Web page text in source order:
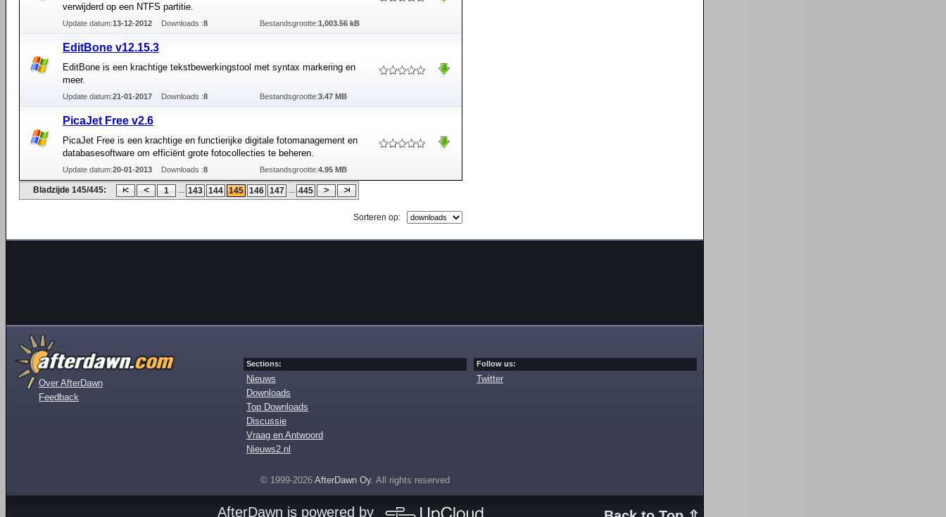
verwijderd op een NTFS partitie.
Update datum:13-12-2012 Downloads :8 Bestandsgrootte:1,003.56 kB
EditBone v12.15.3
EditBone is een krachtige tekstbewerkingstool met syntax markering en
meer.
Update datum:21-01-2017 Downloads :8 Bestandsgrootte:3.47 MB
PicaJet Free v2.6
PicaJet Free is een krachtige en functierijke digitale fotomanagement en
databasesoftware om efficiënt grote fotocollecties te beheren.
Update datum:20-01-2013 Downloads :8 Bestandsgrootte:4.95 MB
Bladzijde 145/445: 1 ... 143 144 145 146 147 ... 445
Sorteren op:
Over AfterDawn
Feedback
Sections:
Nieuws
Downloads
Top Downloads
Discussie
Vraag en Antwoord
Nieuws2.nl
Follow us:
Twitter
© 1999-2026 AfterDawn Oy. All rights reserved
AfterDawn is powered by